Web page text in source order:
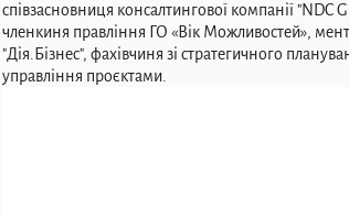
співзасновниця консалтингової компанії "NDC
членкиня правління ГО «Вік Можливостей»,
"Дія.Бізнес", фахівчиня зі стратегичного
управління проєктами.